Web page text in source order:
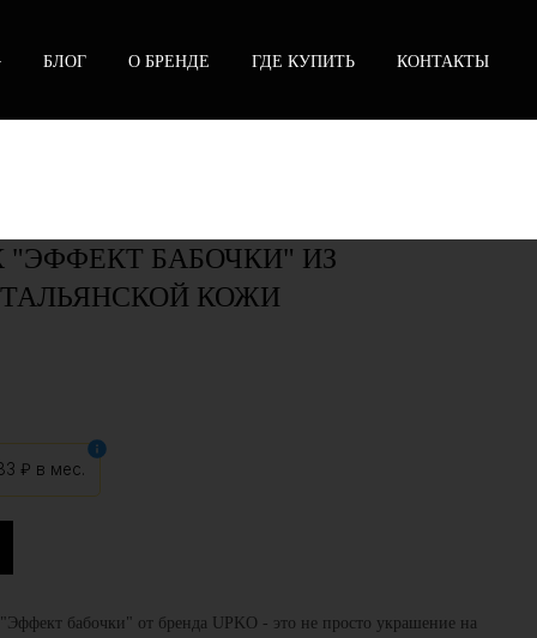
БЛОГ О БРЕНДЕ ГДЕ КУПИТЬ КОНТАКТЫ
БАБОЧКИ" ИЗ
КОЖИ
₽ в мес.
бабочки" от бренда UPKO - это не просто украшение на